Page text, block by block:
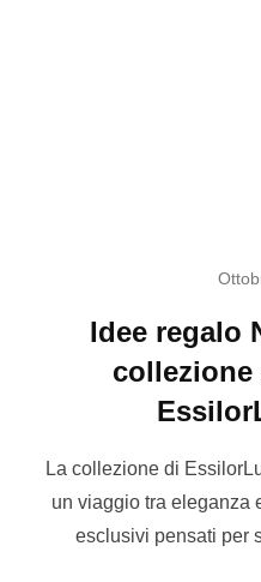
Idee regalo
collezione
La collezione di
un viaggio tra eleganza
esclusivi pensati per